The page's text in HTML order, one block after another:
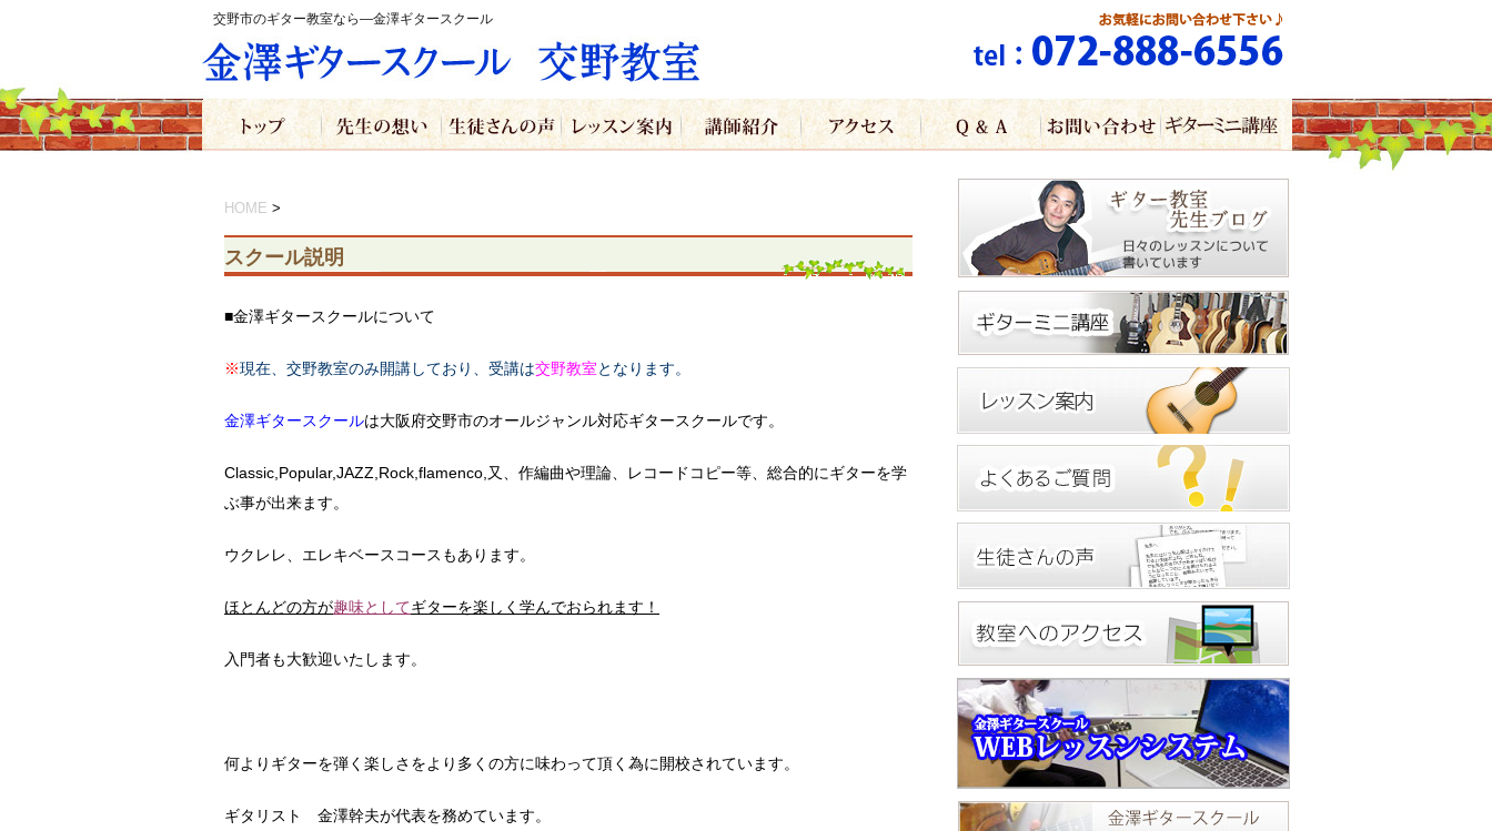
交野市のギター教室なら―金澤ギタースクール
HOME >
スクール説明
■金澤ギタースクールについて
※現在、交野教室のみ開講しており、受講は交野教室となります。
金澤ギタースクールは大阪府交野市のオールジャンル対応ギタースクールです。
Classic,Popular,JAZZ,Rock,flamenco,又、作編曲や理論、レコードコピー等、総合的にギターを学
ぶ事が出来ます。
ウクレレ、エレキベースコースもあります。
ほとんどの方が趣味としてギターを楽しく学んでおられます！
入門者も大歓迎いたします。
何よりギターを弾く楽しさをより多くの方に味わって頂く為に開校されています。
ギタリスト 金澤幹夫が代表を務めています。